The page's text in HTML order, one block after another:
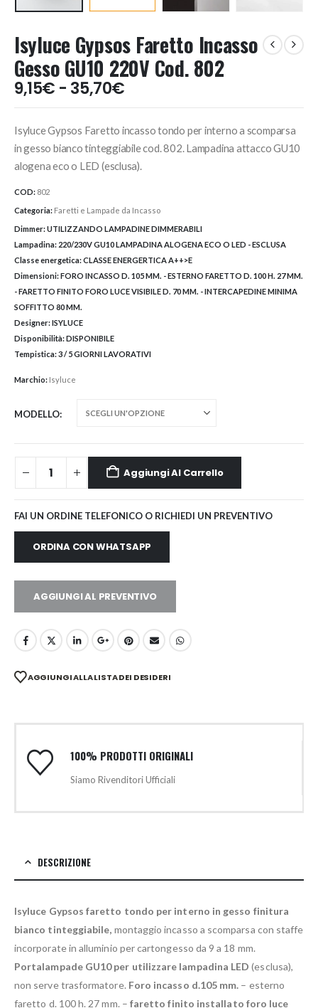
Isyluce Gypsos Faretto Incasso
Gesso GU10 220V Cod. 802
9,15€ - 35,70€Fascia
di
da
9,15€
a
Isyluce Gypsos Faretto incasso tondo per interno a scomparsa
in gesso bianco tinteggiabile cod. 802. Lampadina attacco GU10
alogena eco o LED (esclusa).
COD: 802
Categoria: Faretti e Lampade da Incasso
Dimmer:UTILIZZANDO LAMPADINE DIMMERABILI
Lampadina: 220/230V GU10 LAMPADINA ALOGENA ECO O LED - ESCLUSA
Classe energetica:CLASSE ENERGERTICA A++>E
Dimensioni:FORO INCASSO D. 105 MM. - ESTERNO FARETTO D. 100 H. 27 MM.
- FARETTO FINITO FORO LUCE VISIBILE D. 70 MM. - INTERCAPEDINE MINIMA
SOFFITTO 80 MM.
Designer:ISYLUCE
Disponibilità:DISPONIBILE
Tempistica:3 / 5 GIORNI LAVORATIVI
Marchio: Isyluce
MODELLO
Aggiungi Al Carrello
FAI UN ORDINE TELEFONICO O RICHIEDI UN PREVENTIVO
ORDINA CON WHATSAPP
AGGIUNGI AL PREVENTIVO
AGGIUNGI ALLA LISTA DEI DESIDERI
100% PRODOTTI ORIGINALI
Siamo Rivenditori Ufficiali
DESCRIZIONE
Isyluce Gypsos faretto tondo per interno in gesso finitura
bianco tinteggiabile, montaggio incasso a scomparsa con staffe
incorporate in alluminio per cartongesso da 9 a 18 mm.
Portalampade GU10 per utilizzare lampadina LED (esclusa),
non serve trasformatore. Foro incasso d.105 mm. – esterno
faretto d. 100 h. 27 mm. – faretto finito installato foro luce